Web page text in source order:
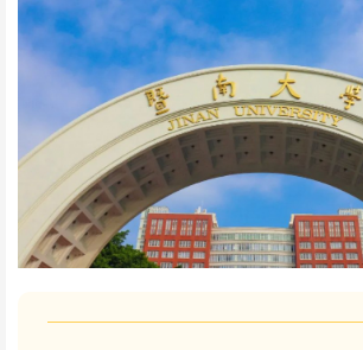
学报名开始啦！